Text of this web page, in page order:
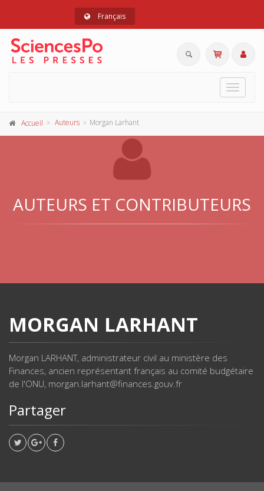
Français
Toggle
Accueil Auteurs Morgan Larhant
AUTEURS ET CONTRIBUTEURS
MORGAN LARHANT
Morgan LARHANT, administrateur civil au ministère des
Finances, ancien représentant français au comité budgétaire
de l'ONU, morgan.larhant@finances.gouv.fr
Partager